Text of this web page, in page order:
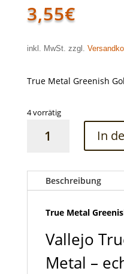
3,55€
inkl. MwSt. zzgl.
True Metal Greenish
4 vorrätig
Metal
18ml
Menge
In
Beschreibung
True Metal
Vallejo
Metal –